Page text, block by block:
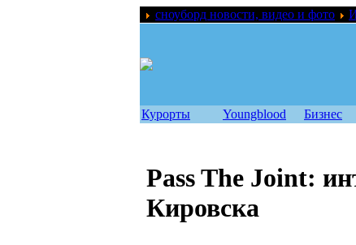
сноуборд новости, видео и фото
Курорты Youngblood Бизнес
Pass The Joint:
Кировска